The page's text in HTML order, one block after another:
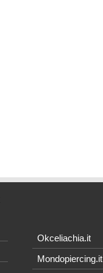
Okceliachia.it
Mondopiercing.it